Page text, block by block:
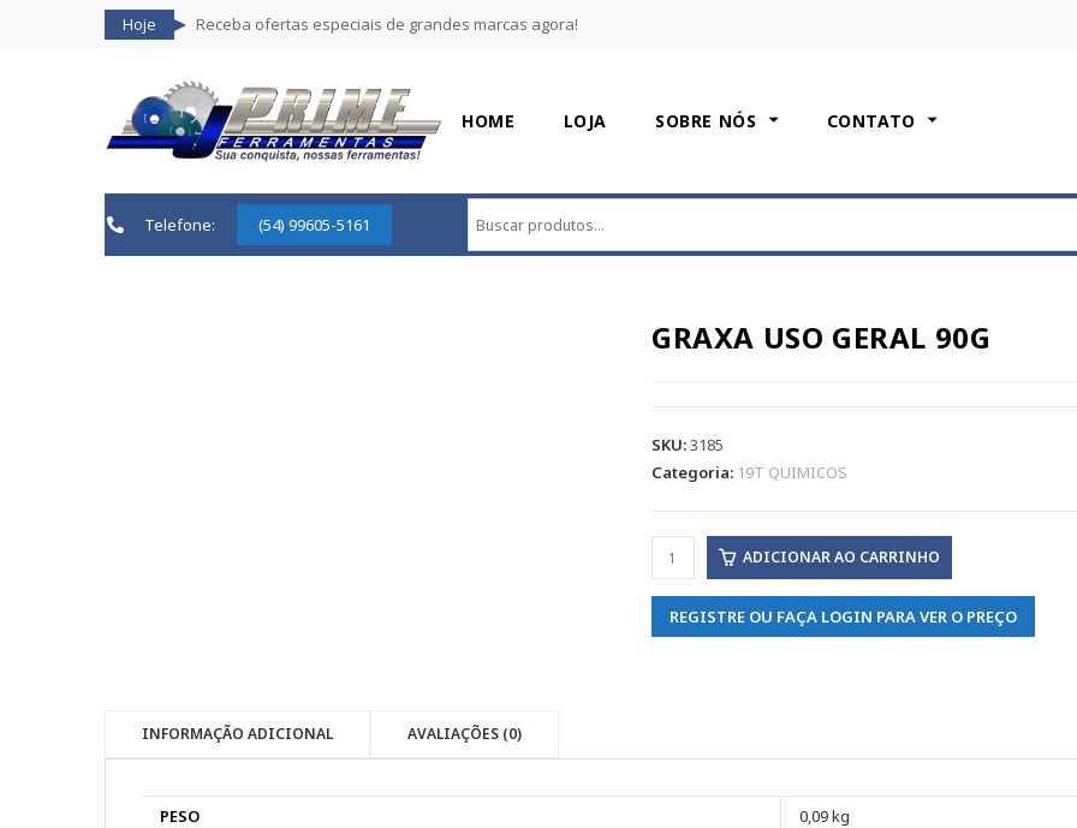
Hoje Receba ofertas especiais de grandes marcas agora!
HOME LOJA SOBRE NÓS CONTATO
Telefone: (54) 99605-5161
GRAXA USO GERAL 90G
SKU:3185
Categoria: 19T QUIMICOS
ADICIONAR AO CARRINHO
REGISTRE OU FAÇA LOGIN PARA VER O PREÇO
INFORMAÇÃO ADICIONAL AVALIAÇÕES (0)
PESO
0,09 kg